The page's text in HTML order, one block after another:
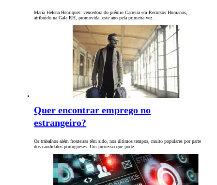
Maria Helena Henriques. vencedora do prémio Carreira em Recursos Humanos,
atribuído na Gala RH, promovida, este ano pela primeira vez…
Quer encontrar emprego no
estrangeiro?
Os trabalhos além fronteiras têm sido, nos últimos tempos, muito populares por parte
dos candidatos portugueses. Um processo que pode…